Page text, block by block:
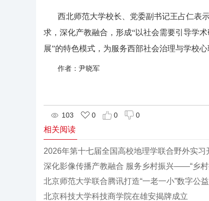
西北师范大学校长、党委副书记王占仁表
求，深化产教融合，形成“以社会需要引导学
展”的特色模式，为服务西部社会治理与学校
作者：尹晓军
103 0 0 0
相关阅读
2026年第十七届全国高校地理学联合野外实习
深化影像传播产教融合 服务乡村振兴——“乡
北京师范大学联合腾讯打造“一老一小”数字公
北京科技大学科技商学院在雄安揭牌成立